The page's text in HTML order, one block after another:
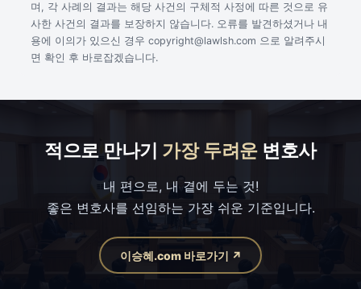
며, 각 사례의 결과는 해당 사건의 구체적 사정에 따른 것으로 유
사한 사건의 결과를 보장하지 않습니다. 오류를 발견하셨거나 내
용에 이의가 있으신 경우 copyright@lawlsh.com 으로 알려주시
면 확인 후 바로잡겠습니다.
적으로 만나기 가장 두려운변호사
내 편으로, 내 곁에 두는 것!
좋은 변호사를 선임하는 가장 쉬운 기준입니다.
이승혜.com 바로가기 ↗